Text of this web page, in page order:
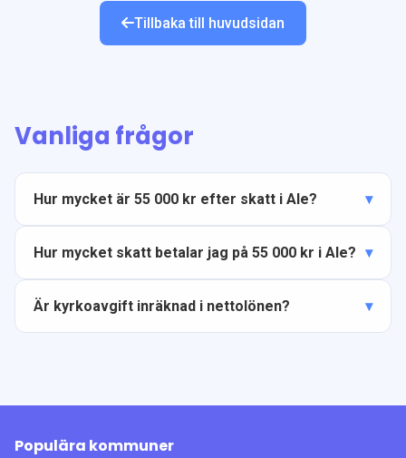
Tillbaka till huvudsidan
Vanliga frågor
Hur mycket är 55 000 kr efter skatt i Ale?
Hur mycket skatt betalar jag på 55 000 kr i Ale?
Är kyrkoavgift inräknad i nettolönen?
Populära kommuner